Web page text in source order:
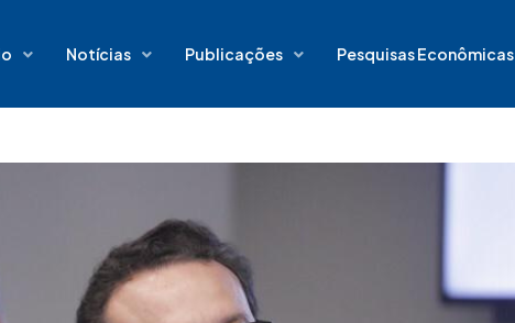
Notícias Publicações Pesquisas Econômicas